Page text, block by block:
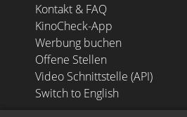
Kontakt & FAQ
KinoCheck-App
Werbung buchen
Offene Stellen
Video Schnittstelle (API)
Switch to English